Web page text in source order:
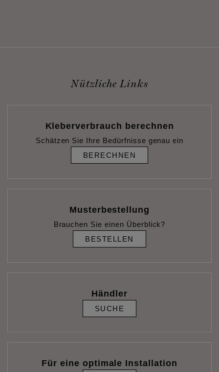
Nützliche Links
Kleberverbrauch berechnen
Schätzen Sie Ihre Bedürfnisse genau ein
BERECHNEN
Musterbestellung
Brauchen Sie einen Überblick?
BESTELLEN
Händler
SUCHE
Für eine optimale Installation